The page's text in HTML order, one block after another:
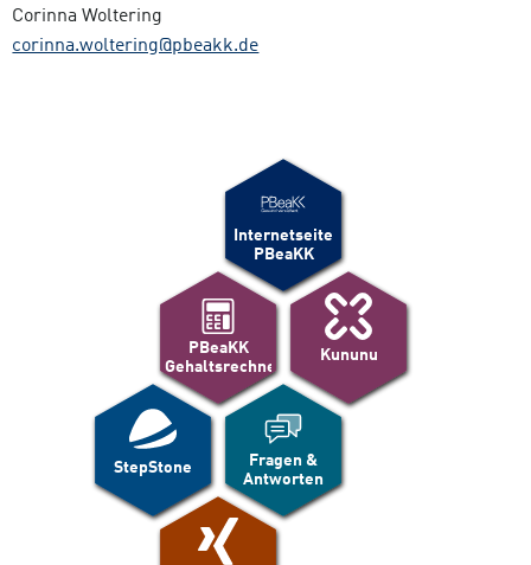
Corinna Woltering
corinna.woltering@pbeakk.de
Internetseite
PBeaKK
PBeaKK
Gehaltsrechner
Kununu
StepStone
Fragen &
Antworten